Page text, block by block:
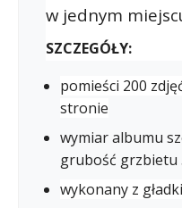
w jednym
SZCZEGÓŁY:
pomieści 200
stronie
wymiar albumu
grubość grzbietu
wykonany z